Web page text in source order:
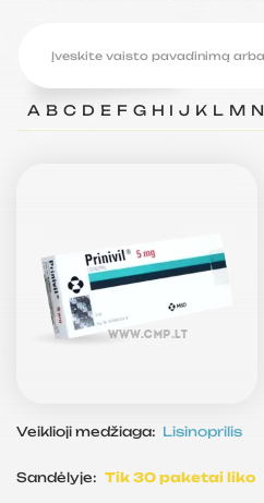
A B C D E F G H I J K L M N
Veiklioji medžiaga: Lisinoprilis
Sandėlyje: Tik 30 paketai liko